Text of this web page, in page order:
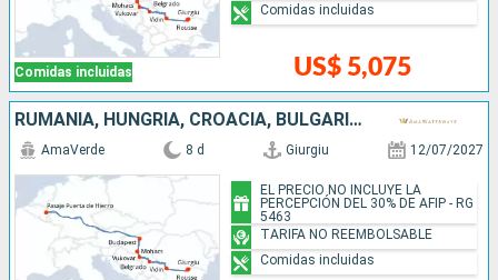
Comidas incluidas US$ 5,075
Comidas incluidas
RUMANIA, HUNGRÍA, CROACIA, BULGARIA, SERBIA
AmaVerde 8 d Giurgiu 12/07/2027
EL PRECIO NO INCLUYE LA
PERCEPCIÓN DEL 30% DE AFIP - RG
5463
TARIFA NO REEMBOLSABLE
Comidas incluidas